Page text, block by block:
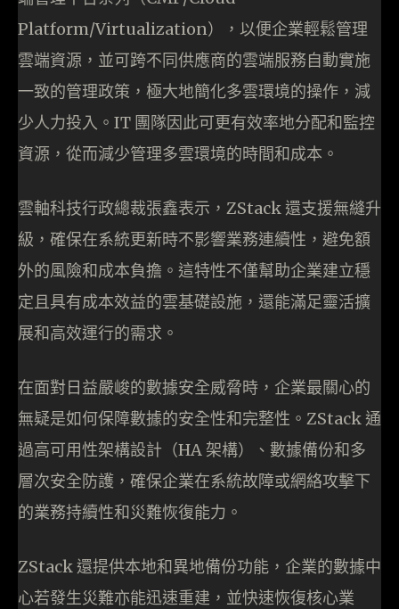
Platform/Virtualization），以便企業輕鬆管理
雲端資源，並可跨不同供應商的雲端服務自動實施
一致的管理政策，極大地簡化多雲環境的操作，減
少人力投入。IT 團隊因此可更有效率地分配和監控
資源，從而減少管理多雲環境的時間和成本。
雲軸科技行政總裁張鑫表示，ZStack 還支援無縫升
級，確保在系統更新時不影響業務連續性，避免額
外的風險和成本負擔。這特性不僅幫助企業建立穩
定且具有成本效益的雲基礎設施，還能滿足靈活擴
展和高效運行的需求。
在面對日益嚴峻的數據安全威脅時，企業最關心的
無疑是如何保障數據的安全性和完整性。ZStack 通
過高可用性架構設計（HA 架構）、數據備份和多
層次安全防護，確保企業在系統故障或網絡攻擊下
的業務持續性和災難恢復能力。
ZStack 還提供本地和異地備份功能，企業的數據中
心若發生災難亦能迅速重建，並快速恢復核心業